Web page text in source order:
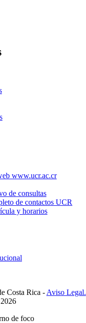
www.ucr.ac.cr
de consultas
de contactos UCR
y horarios
Costa Rica - Aviso Legal.
de foco